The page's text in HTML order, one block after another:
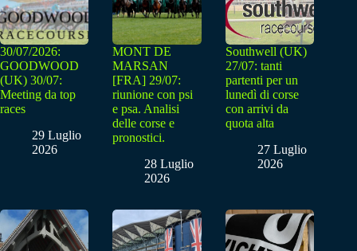
30/07/2026:
GOODWOOD
(UK) 30/07:
Meeting da top
races
29 Luglio
2026
MONT DE
MARSAN
[FRA] 29/07:
riunione con psi
e psa. Analisi
delle corse e
pronostici.
28 Luglio
2026
Southwell (UK)
27/07: tanti
partenti per un
lunedì di corse
con arrivi da
quota alta
27 Luglio
2026